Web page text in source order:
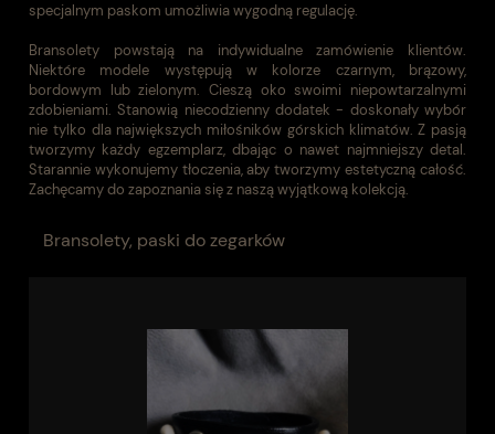
specjalnym paskom umożliwia wygodną regulację.
Bransolety powstają na indywidualne zamówienie klientów.
Niektóre modele występują w kolorze czarnym, brązowy,
bordowym lub zielonym. Cieszą oko swoimi niepowtarzalnymi
zdobieniami. Stanowią niecodzienny dodatek - doskonały wybór
nie tylko dla największych miłośników górskich klimatów. Z pasją
tworzymy każdy egzemplarz, dbając o nawet najmniejszy detal.
Starannie wykonujemy tłoczenia, aby tworzymy estetyczną całość.
Zachęcamy do zapoznania się z naszą wyjątkową kolekcją.
Bransolety, paski do zegarków